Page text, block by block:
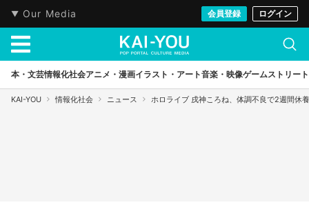
Our Media 会員登録 ログイン
本・文芸情報化社会アニメ・漫画イラスト・アート音楽・映像ゲームストリート
KAI-YOU 情報化社会 ニュース ホロライブ 戌神ころね、体調不良で2週間休